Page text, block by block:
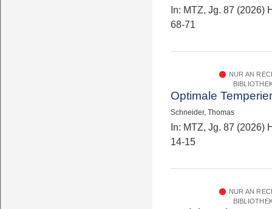
In: MTZ, Jg. 87 (2026)
68-71
NUR AN
Optimale
Schneider, Thomas
In: MTZ, Jg. 87 (2026)
14-15
NUR AN